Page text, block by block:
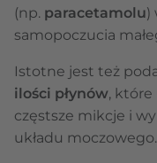
(np. paracetamolu)
samopoczucia
Istotne jest też
ilości płynów, które
częstsze mikcje i
układu moczowego.